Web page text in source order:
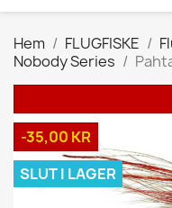
Hem FLUGFISKE
Nobody Series
-35,00 KR
SLUT I LAGER